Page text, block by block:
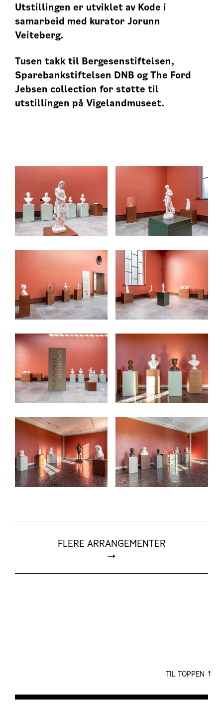
Utstillingen er utviklet av Kode i
samarbeid med kurator Jorunn
Veiteberg.
Tusen takk til Bergesenstiftelsen,
Sparebankstiftelsen DNB og The Ford
Jebsen collection for støtte til
utstillingen på Vigelandmuseet.
FLERE ARRANGEMENTER
TIL TOPPEN